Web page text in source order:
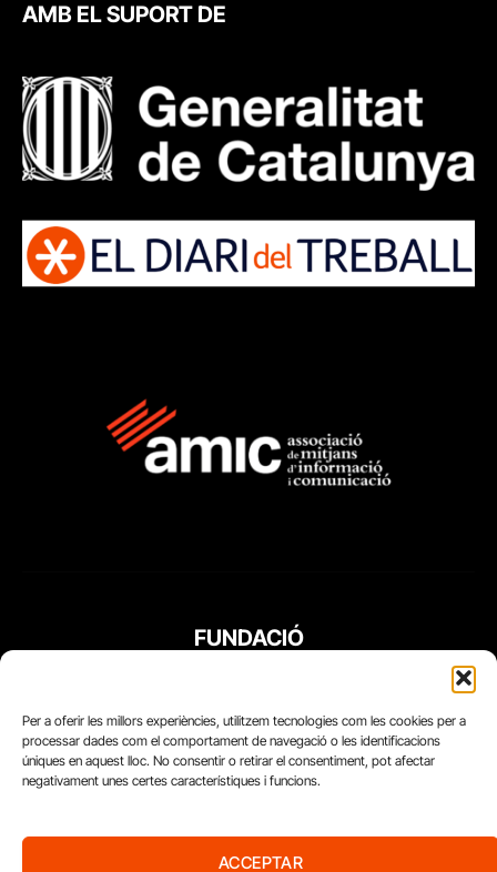
Per a oferir les millors experiències, utilitzem tecnologies com les cookies per a
processar dades com el comportament de navegació o les identificacions
úniques en aquest lloc. No consentir o retirar el consentiment, pot afectar
negativament unes certes característiques i funcions.
ACCEPTAR
AMB EL SUPORT DE
FUNDACIÓ